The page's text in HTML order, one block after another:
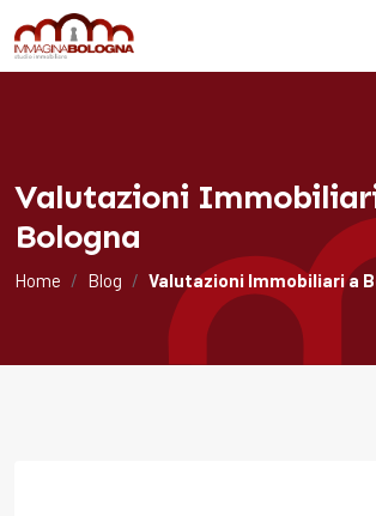
Valutazioni
Bologna
Home Blog Valutazioni Immobiliari a